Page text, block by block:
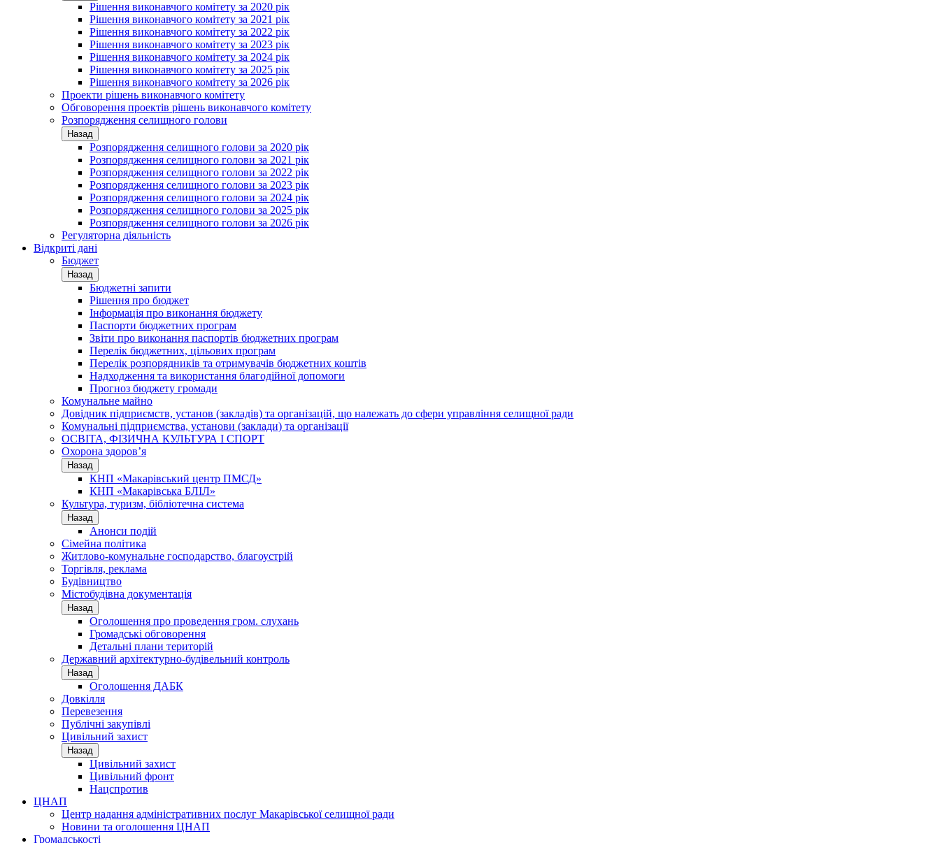
Рішення виконавчого комітету за 2020 рік
Рішення виконавчого комітету за 2021 рік
Рішення виконавчого комітету за 2022 рік
Рішення виконавчого комітету за 2023 рік
Рішення виконавчого комітету за 2024 рік
Рішення виконавчого комітету за 2025 рік
Рішення виконавчого комітету за 2026 рік
Проекти рішень виконавчого комітету
Обговорення проектів рішень виконавчого комітету
Розпорядження селищного голови
Назад
Розпорядження селищного голови за 2020 рік
Розпорядження селищного голови за 2021 рік
Розпорядження селищного голови за 2022 рік
Розпорядження селищного голови за 2023 рік
Розпорядження селищного голови за 2024 рік
Розпорядження селищного голови за 2025 рік
Розпорядження селищного голови за 2026 рік
Регуляторна діяльність
Відкриті дані
Бюджет
Назад
Бюджетні запити
Рішення про бюджет
Інформація про виконання бюджету
Паспорти бюджетних програм
Звіти про виконання паспортів бюджетних програм
Перелік бюджетних, цільових програм
Перелік розпорядників та отримувачів бюджетних коштів
Надходження та використання благодійної допомоги
Прогноз бюджету громади
Комунальне майно
Довідник підприємств, установ (закладів) та організацій, що належать до сфери управління селищної ради
Комунальні підприємства, установи (заклади) та організації
ОСВІТА, ФІЗИЧНА КУЛЬТУРА І СПОРТ
Охорона здоров’я
Назад
КНП «Макарівський центр ПМСД»
КНП «Макарівська БЛІЛ»
Культура, туризм, бібліотечна система
Назад
Анонси подій
Сімейна політика
Житлово-комунальне господарство, благоустрій
Торгівля, реклама
Будівництво
Містобудівна документація
Назад
Оголошення про проведення гром. слухань
Громадські обговорення
Детальні плани територій
Державний архітектурно-будівельний контроль
Назад
Оголошення ДАБК
Довкілля
Перевезення
Публічні закупівлі
Цивільний захист
Назад
Цивільний захист
Цивільний фронт
Нацспротив
ЦНАП
Центр надання адміністративних послуг Макарівської селищної ради
Новини та оголошення ЦНАП
Громадськості